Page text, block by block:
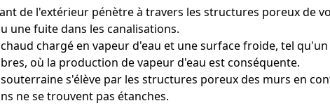
de l'extérieur pénètre à travers les structures poreux de
une fuite dans les canalisations.
chargé en vapeur d'eau et une surface froide, tel
où la production de vapeur d'eau est conséquente.
s'élève par les structures poreux des murs en
ne se trouvent pas étanches.